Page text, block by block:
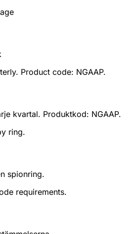
Product code: NGAAP.
kvartal. Produktkod: NGAAP.
ring.
spionring.
requirements.